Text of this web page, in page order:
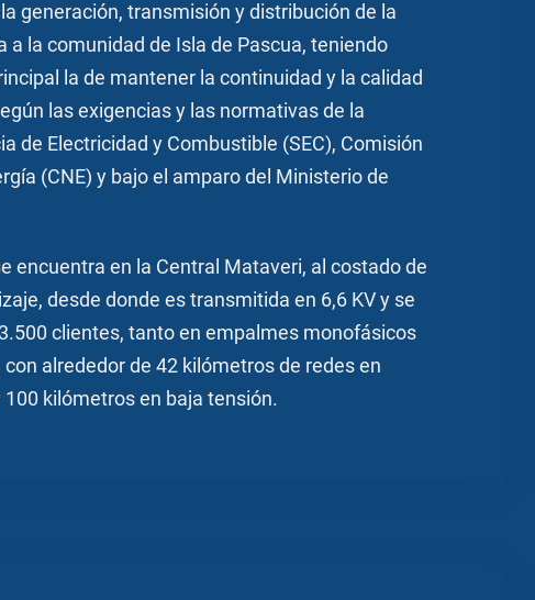
generación, transmisión y distribución de la
a la comunidad de Isla de Pascua, teniendo
la de mantener la continuidad y la calidad
las exigencias y las normativas de la
de Electricidad y Combustible (SEC), Comisión
(CNE) y bajo el amparo del Ministerio de
encuentra en la Central Mataveri, al costado de
desde donde es transmitida en 6,6 KV y se
clientes, tanto en empalmes monofásicos
alrededor de 42 kilómetros de redes en
kilómetros en baja tensión.